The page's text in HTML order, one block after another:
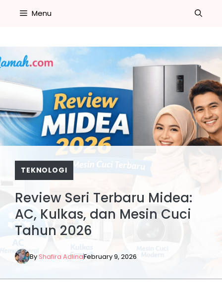
Menu
TEKNOLOGI
Review Seri Terbaru Midea:
AC, Kulkas, dan Mesin Cuci
Tahun 2026
ByShafira AdlinaFebruary 9, 2026